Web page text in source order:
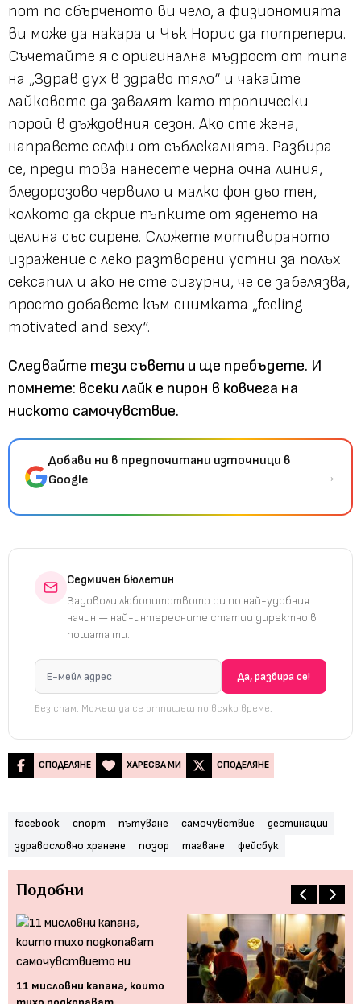
пот по сбърченото ви чело, а физиономията
ви може да накара и Чък Норис да потрепери.
Съчетайте я с оригинална мъдрост от типа
на „Здрав дух в здраво тяло“ и чакайте
лайковете да завалят като тропически
порой в дъждовния сезон. Ако сте жена,
направете селфи от съблекалнята. Разбира
се, преди това нанесете черна очна линия,
бледорозово червило и малко фон дьо тен,
колкото да скрие пъпките от яденето на
целина със сирене. Сложете мотивираното
изражение с леко разтворени устни за полъх
сексапил и ако не сте сигурни, че се забелязва,
просто добавете към снимката „feeling
motivated and sexy“.
Следвайте тези съвети и ще пребъдете. И
помнете: всеки лайк е пирон в ковчега на
ниското самочувствие.
Добави ни в предпочитани източници в
Google
→
Седмичен бюлетин
Задоволи любопитството си по най-удобния
начин — най-интересните статии директно в
пощата ти.
Без спам. Можеш да се отпишеш по всяко време.
СПОДЕЛЯНЕ ХАРЕСВА МИ СПОДЕЛЯНЕ
facebook спорт пътуване самочувствие
дестинации
здравословно хранене
позор тагване фейсбук
Подобни
11 мисловни капана, които